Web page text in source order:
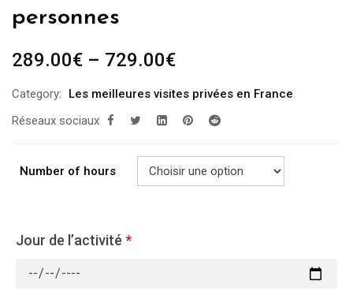
personnes
289.00€ – 729.00€
Category:
Les meilleures visites privées en France
Réseaux sociaux
Number of hours
Jour de l’activité *